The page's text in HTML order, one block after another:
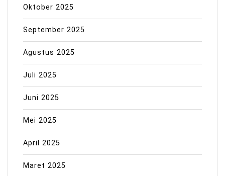
Oktober 2025
September 2025
Agustus 2025
Juli 2025
Juni 2025
Mei 2025
April 2025
Maret 2025